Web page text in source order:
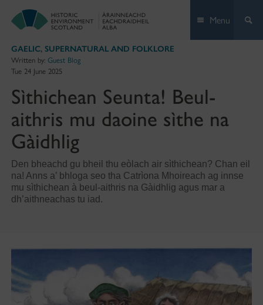
Menu
GAELIC, SUPERNATURAL AND FOLKLORE
Written by: Guest Blog
Tue 24 June 2025
Sìthichean Seunta! Beul-
aithris mu daoine sìthe na
Gàidhlig
Den bheachd gu bheil thu eòlach air sìthichean? Chan eil
na! Anns a’ bhloga seo tha Catrìona Mhoireach ag innse
mu sìthichean à beul-aithris na Gàidhlig agus mar a
dh’aithneachas tu iad.